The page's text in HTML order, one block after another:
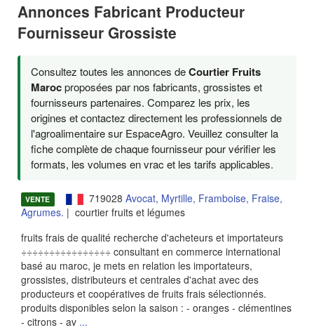
Annonces Fabricant Producteur
Fournisseur Grossiste
Consultez toutes les annonces deCourtier Fruits
Marocproposées par nos fabricants, grossistes et
fournisseurs partenaires. Comparez les prix, les
origines et contactez directement les professionnels de
l'agroalimentaire sur EspaceAgro. Veuillez consulter la
fiche complète de chaque fournisseur pour vérifier les
formats, les volumes en vrac et les tarifs applicables.
VENTE 719028 Avocat, Myrtille, Framboise, Fraise,
Agrumes. | courtier fruits et légumes
fruits frais de qualité recherche d'acheteurs et importateurs
÷÷÷÷÷÷÷÷÷÷÷÷÷÷÷÷ consultant en commerce international
basé au maroc, je mets en relation les importateurs,
grossistes, distributeurs et centrales d'achat avec des
producteurs et coopératives de fruits frais sélectionnés.
produits disponibles selon la saison : - oranges - clémentines
- citrons - av ...